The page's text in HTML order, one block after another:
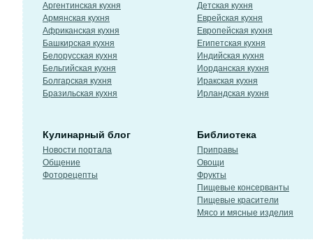
Аргентинская кухня
Армянская кухня
Африканская кухня
Башкирская кухня
Белорусская кухня
Бельгийская кухня
Болгарская кухня
Бразильская кухня
Детская кухня
Еврейская кухня
Европейская кухня
Египетская кухня
Индийская кухня
Иорданская кухня
Иракская кухня
Ирландская кухня
Кулинарный блог
Новости портала
Общение
Фоторецепты
Библиотека
Приправы
Овощи
Фрукты
Пищевые консерванты
Пищевые красители
Мясо и мясные изделия